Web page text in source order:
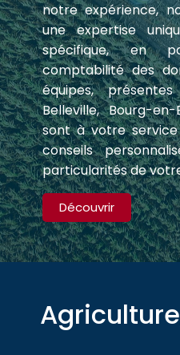
notre expérience,
une expertise
spécifique, en
comptabilité des
équipes,
Belleville, Bourg-
sont à votre
conseils
particularités de
Découvrir